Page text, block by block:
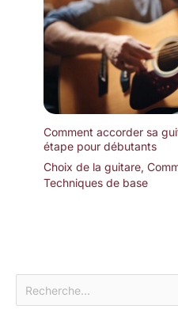
Comment accorder sa
étape pour débutants
Choix de la guitare,
Techniques de base